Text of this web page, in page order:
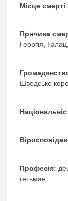
Місце смерті
Причина
Георгія,
Шведське
Професія:
гетьман